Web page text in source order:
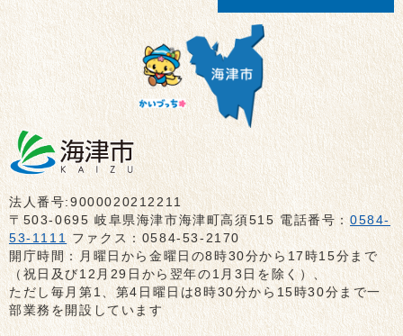
法人番号:9000020212211
〒503-0695 岐阜県海津市海津町高須515 電話番号：0584-
53-1111 ファクス：0584-53-2170
開庁時間：月曜日から金曜日の8時30分から17時15分まで
（祝日及び12月29日から翌年の1月3日を除く）、
ただし毎月第1、第4日曜日は8時30分から15時30分まで一
部業務を開設しています